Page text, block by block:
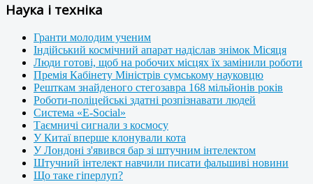
Наука і техніка
Гранти молодим ученим
Індійський космічний апарат надіслав знімок Місяця
Люди готові, щоб на робочих місцях їх замінили роботи
Премія Кабінету Міністрів сумському науковцю
Решткам знайденого стегозавра 168 мільйонів років
Роботи-поліцейські здатні розпізнавати людей
Система «E-Social»
Таємничі сигнали з космосу
У Китаї вперше клонували кота
У Лондоні з'явився бар зі штучним інтелектом
Штучний інтелект навчили писати фальшиві новини
Що таке гіперлуп?